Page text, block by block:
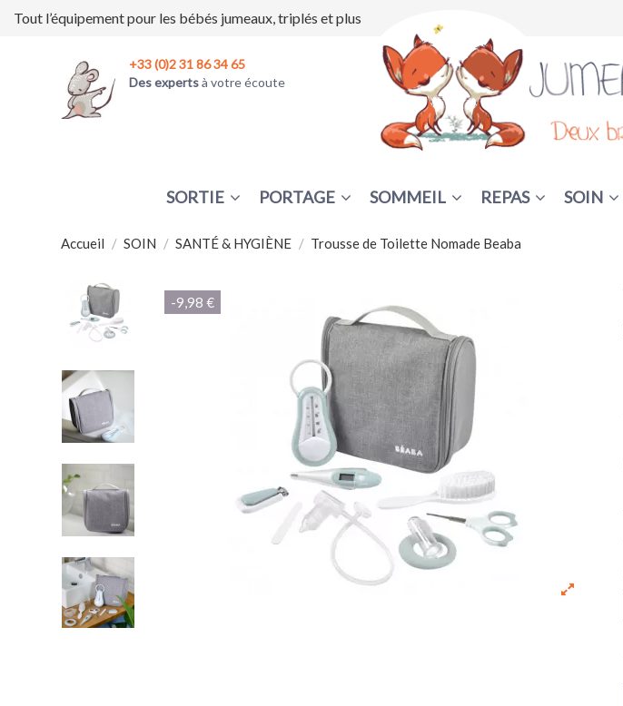
Tout l’équipement pour les bébés jumeaux, triplés et plus
+33 (0)2 31 86 34 65
Des expertsà votre écoute
SORTIE PORTAGE SOMMEIL REPAS SOIN
Accueil SOIN SANTÉ & HYGIÈNE Trousse de Toilette Nomade Beaba
-9,98 €